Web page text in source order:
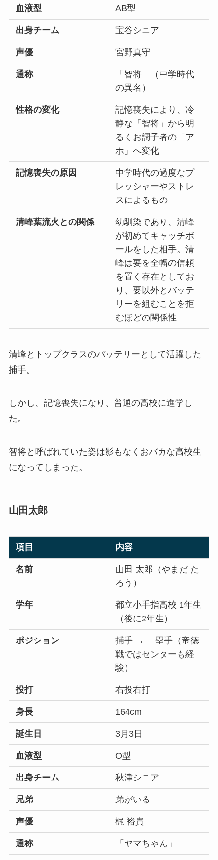
血液型 AB型
出身チーム 宝谷シニア
声優 宮野真守
通称
「智将」（中学時代
の異名）
性格の変化
記憶喪失により、冷
静な「智将」から明
るくお調子者の「ア
ホ」へ変化
記憶喪失の原因
中学時代の過度なプ
レッシャーやストレ
スによるもの
清峰葉流火との関係
幼馴染であり、清峰
が初めてキャッチボ
ールをした相手。清
峰は要を全幅の信頼
を置く存在としてお
り、要以外とバッテ
リーを組むことを拒
むほどの関係性
清峰とトップクラスのバッテリーとして活躍した
捕手。
しかし、記憶喪失になり、普通の高校に進学し
た。
智将と呼ばれていた姿は影もなくおバカな高校生
になってしまった。
山田太郎
項目 内容
名前
山田 太郎（やまだ た
ろう）
学年
都立小手指高校 1年生
（後に2年生）
ポジション
捕手 → 一塁手（帝徳
戦ではセンターも経
験）
投打 右投右打
身長 164cm
誕生日 3月3日
血液型 O型
出身チーム 秋津シニア
兄弟 弟がいる
声優 梶 裕貴
通称 「ヤマちゃん」